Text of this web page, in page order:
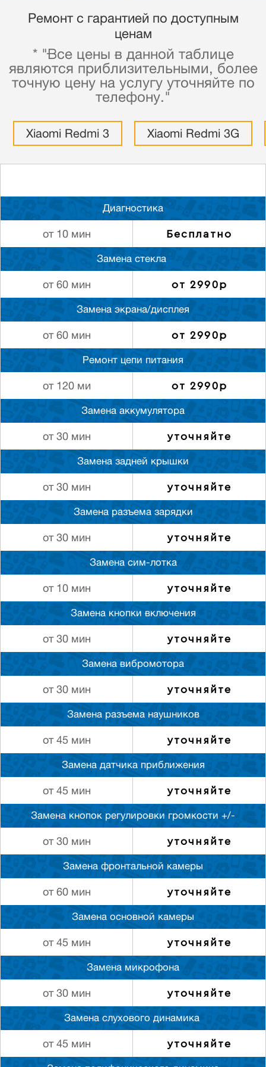
Ремонт с гарантией по доступным
ценам
* "Все цены в данной таблице
являются приблизительными, более
точную цену на услугу уточняйте по
телефону."
Xiaomi Redmi 3 Xiaomi Redmi 3G
Диагностика
от 10 мин Бесплатно
Замена стекла
от 60 мин от 2990р
Замена экрана/дисплея
от 60 мин от 2990р
Ремонт цепи питания
от 120 ми от 2990р
Замена аккумулятора
от 30 мин уточняйте
Замена задней крышки
от 30 мин уточняйте
Замена разъема зарядки
от 30 мин уточняйте
Замена сим-лотка
от 10 мин уточняйте
Замена кнопки включения
от 30 мин уточняйте
Замена вибромотора
от 30 мин уточняйте
Замена разъема наушников
от 45 мин уточняйте
Замена датчика приближения
от 45 мин уточняйте
Замена кнопок регулировки громкости +/-
от 30 мин уточняйте
Замена фронтальной камеры
от 60 мин уточняйте
Замена основной камеры
от 45 мин уточняйте
Замена микрофона
от 30 мин уточняйте
Замена слуxового динамика
от 45 мин уточняйте